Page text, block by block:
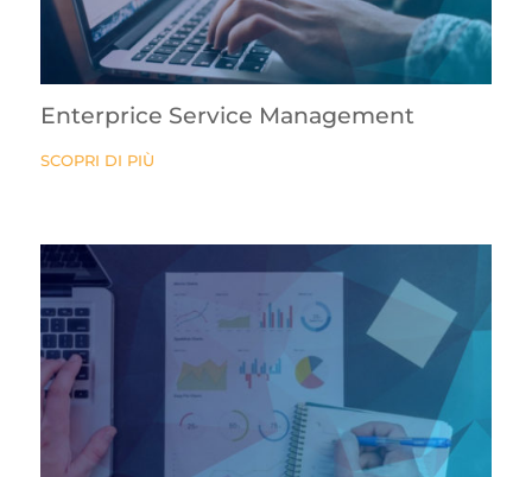
Enterprice Service Management
SCOPRI DI PIÙ